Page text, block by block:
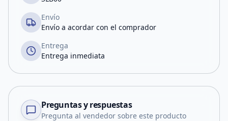
Envío
Envío a acordar con el comprador
Entrega
Entrega inmediata
Preguntas y respuestas
Pregunta al vendedor sobre este producto